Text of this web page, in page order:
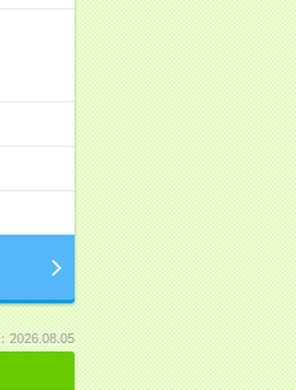
2026.08.05